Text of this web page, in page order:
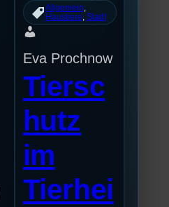
Allgemein
Haustiere Stadt
Eva Prochnow
Tiersc
hutz
im
Tierhei